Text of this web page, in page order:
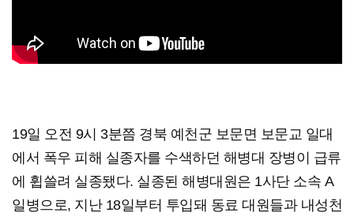
19일 오전 9시 3분쯤 경북 예천군 보문면 보문교 일대
에서 폭우 피해 실종자를 수색하던 해병대 장병이 급류
에 휩쓸려 실종됐다. 실종된 해병대원은 1사단 소속 A
일병으로, 지난 18일부터 투입돼 동료 대원들과 내성천